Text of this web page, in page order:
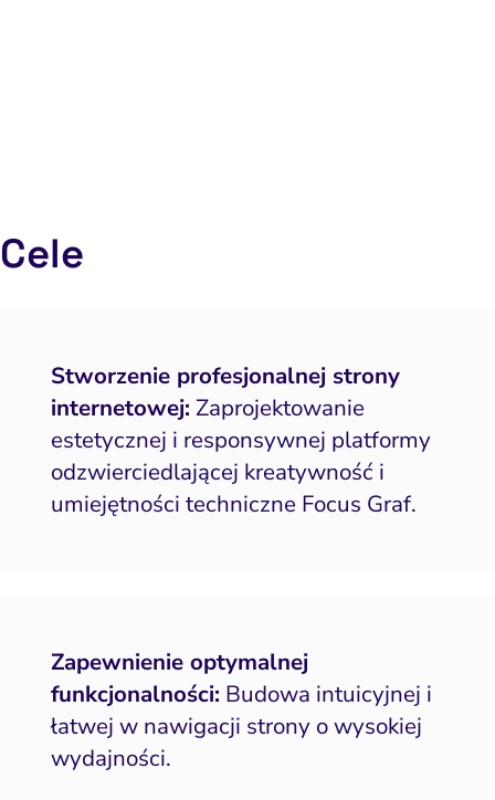
Cele
Stworzenie profesjonalnej strony
internetowej: Zaprojektowanie
estetycznej i responsywnej platformy
odzwierciedlającej kreatywność i
umiejętności techniczne Focus Graf.
Zapewnienie optymalnej
funkcjonalności: Budowa intuicyjnej i
łatwej w nawigacji strony o wysokiej
wydajności.